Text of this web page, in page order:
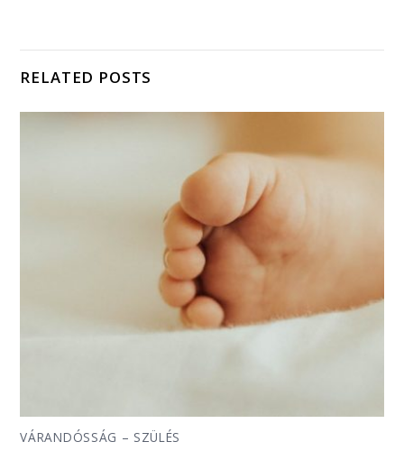
RELATED POSTS
VÁRANDÓSSÁG – SZÜLÉS